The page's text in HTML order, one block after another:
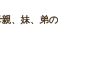
、妹、弟の